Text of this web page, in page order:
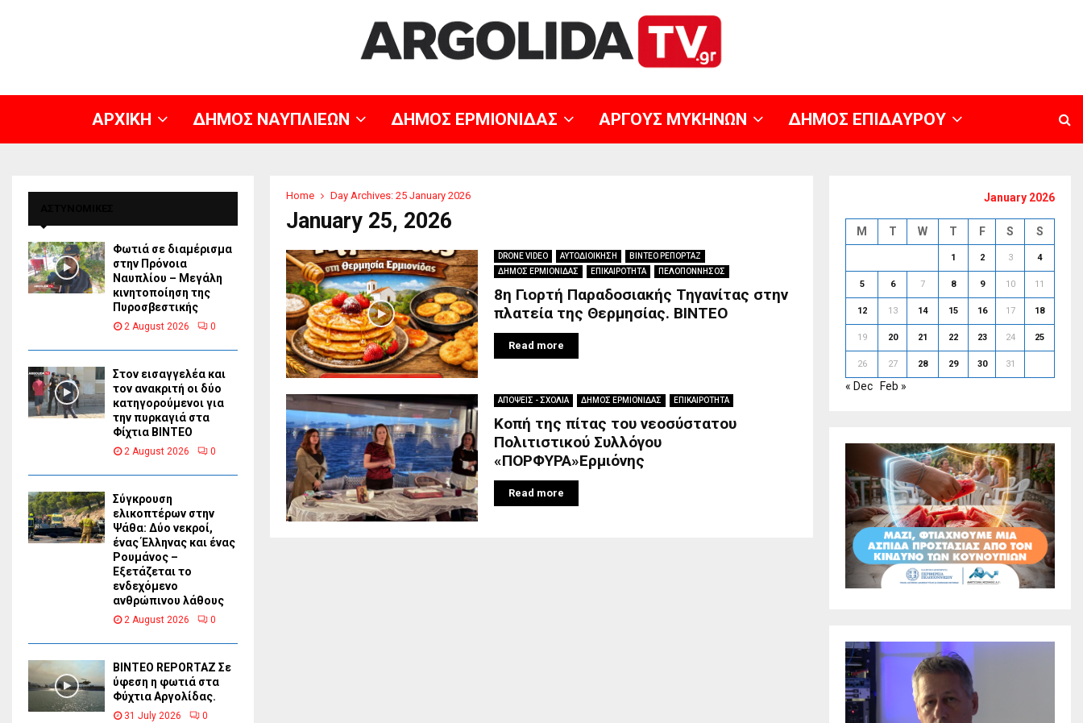
ΑΡΧΙΚΗ ΔΗΜΟΣ ΝΑΥΠΛΙΕΩΝ ΔΗΜΟΣ ΕΡΜΙΟΝΙΔΑΣ ΑΡΓΟΥΣ ΜΥΚΗΝΩΝ ΔΗΜΟΣ ΕΠΙΔΑΥΡΟΥ
Home Day Archives: 25 January 2026
January 25, 2026
DRONE VIDEO ΑΥΤΟΔΙΟΙΚΗΣΗ
ΒΙΝΤΕΟ ΡΕΠΟΡΤΑΖ
ΔΗΜΟΣ ΕΡΜΙΟΝΙΔΑΣ
ΕΠΙΚΑΙΡΟΤΗΤΑ ΠΕΛΟΠΟΝΝΗΣΟΣ
8η Γιορτή Παραδοσιακής Τηγανίτας στην
πλατεία της Θερμησίας. BINTEO
Read more
ΑΠΟΨΕΙΣ - ΣΧΟΛΙΑ ΔΗΜΟΣ ΕΡΜΙΟΝΙΔΑΣ ΕΠΙΚΑΙΡΟΤΗΤΑ
Kοπή της πίτας του νεοσύστατου
Πολιτιστικού Συλλόγου
«ΠΟΡΦΥΡΑ»Ερμιόνης
Read more
Φωτιά σε διαμέρισμα
στην Πρόνοια
Ναυπλίου – Μεγάλη
κινητοποίηση της
Πυροσβεστικής
2 August 2026 0
Στον εισαγγελέα και
τον ανακριτή οι δύο
κατηγορούμενοι για
την πυρκαγιά στα
Φίχτια ΒΙΝΤΕΟ
2 August 2026 0
Σύγκρουση
ελικοπτέρων στην
Ψάθα: Δύο νεκροί,
ένας Έλληνας και ένας
Ρουμάνος –
Εξετάζεται το
ενδεχόμενο
ανθρώπινου λάθους
2 August 2026 0
BINTEO REPORTAZ Σε
ύφεση η φωτιά στα
Φύχτια Αργολίδας.
31 July 2026 0
January 2026
M T W T F S S
1 2 3 4
5 6 7 8 9 10 11
12 13 14 15 16 17 18
19 20 21 22 23 24 25
26 27 28 29 30 31
« Dec Feb »